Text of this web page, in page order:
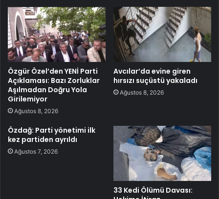
Özgür Özel’den YENİ Parti
Açıklaması: Bazı Zorluklar
Aşılmadan Doğru Yola
Girilemiyor
Ağustos 8, 2026
Avcılar’da evine giren
hırsızı suçüstü yakaladı
Ağustos 8, 2026
Özdağ: Parti yönetimi ilk
kez partiden ayrıldı
Ağustos 7, 2026
33 Kedi Ölümü Davası: